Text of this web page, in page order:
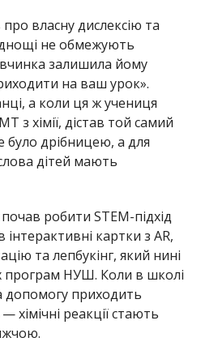
власну дислексію та
не обмежують
залишила йому
на ваш урок».
а коли ця ж учениця
з хімії, дістав той самий
було дрібницею, а для
дітей мають
робити STEM-підхід
картки з AR,
та лепбукінг, який нині
програм НУШ. Коли в школі
допомогу приходить
хімічні реакції стають